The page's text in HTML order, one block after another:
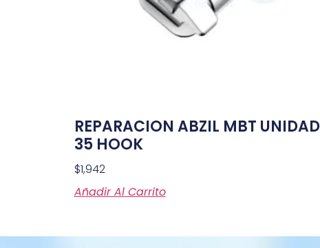
REPARACION ABZIL MBT UNIDAD
35 HOOK
$1,942
Añadir Al Carrito